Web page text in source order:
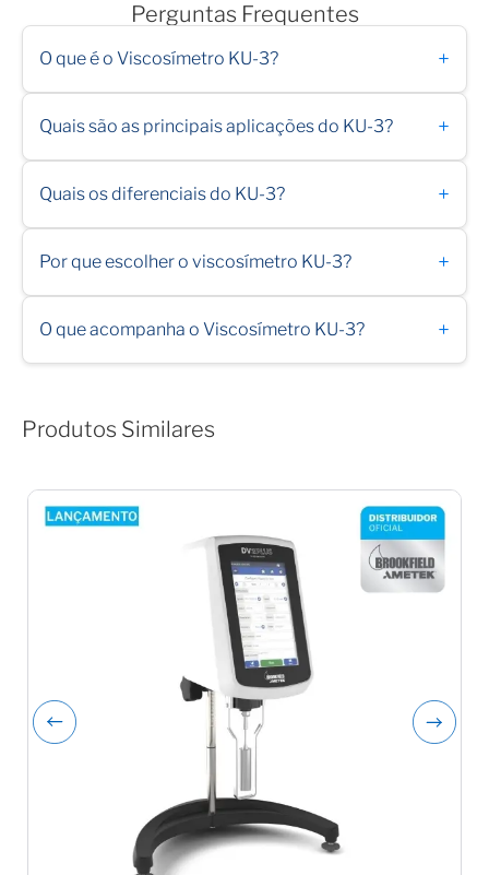
Perguntas Frequentes
O que é o Viscosímetro KU-3? +
Quais são as principais aplicações do KU-3? +
Quais os diferenciais do KU-3? +
Por que escolher o viscosímetro KU-3? +
O que acompanha o Viscosímetro KU-3? +
Produtos Similares